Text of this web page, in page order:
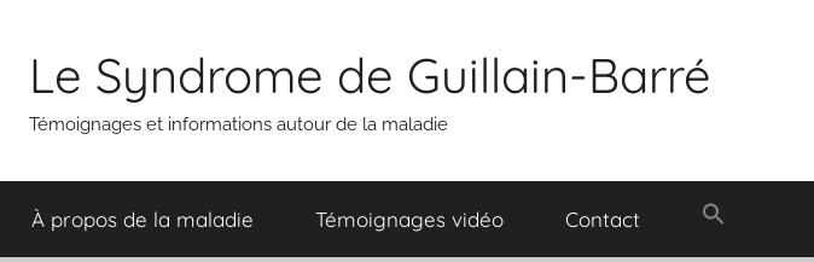
contenu
Le Syndrome de Guillain-Barré
Témoignages et informations autour de la maladie
À propos de la maladie Témoignages vidéo Contact